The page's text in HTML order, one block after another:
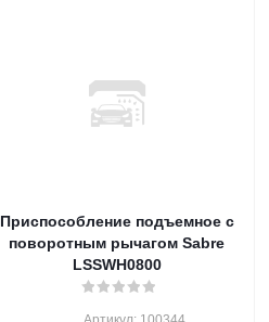
Приспособление подъемное с
поворотным рычагом Sabre
LSSWH0800